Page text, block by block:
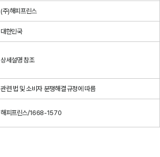
(주)해피프린스
대한민국
상세설명 참조
관련 법 및 소비자 분쟁해결 규정에 따름
해피프린스/1668-1570